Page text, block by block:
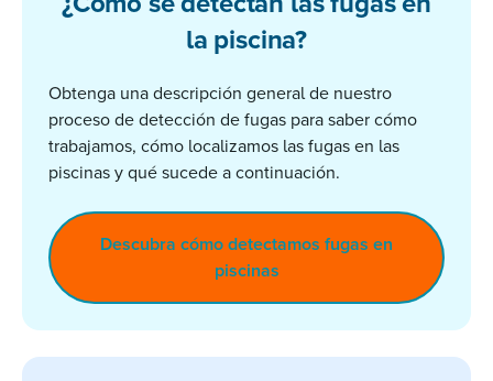
la piscina?
Obtenga una descripción general de nuestro
proceso de detección de fugas para saber cómo
trabajamos, cómo localizamos las fugas en las
piscinas y qué sucede a continuación.
Descubra cómo detectamos fugas en
piscinas